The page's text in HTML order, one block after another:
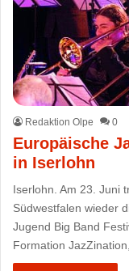
Redaktion Olpe 0
Europäische
in Iserlohn
Iserlohn. Am 23. Juni
Südwestfalen wieder
Jugend Big Band
Formation